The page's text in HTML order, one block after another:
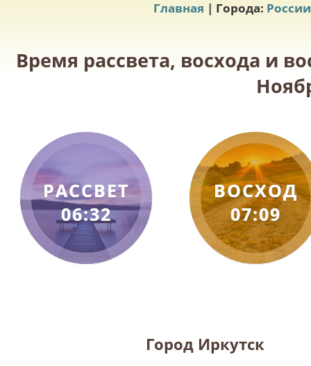
Главная | Города: России
Время рассвета, восхода и
РАССВЕТ
06:32
ВОСХОД
07:09
Город Иркутск